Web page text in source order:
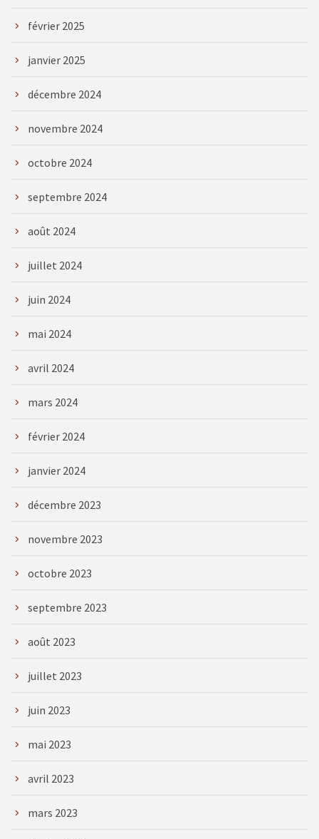
février 2025
janvier 2025
décembre 2024
novembre 2024
octobre 2024
septembre 2024
août 2024
juillet 2024
juin 2024
mai 2024
avril 2024
mars 2024
février 2024
janvier 2024
décembre 2023
novembre 2023
octobre 2023
septembre 2023
août 2023
juillet 2023
juin 2023
mai 2023
avril 2023
mars 2023